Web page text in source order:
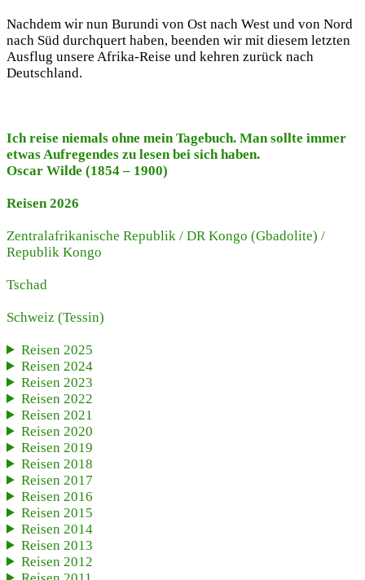
Nachdem wir nun Burundi von Ost nach West und von Nord
nach Süd durchquert haben, beenden wir mit diesem letzten
Ausflug unsere Afrika-Reise und kehren zurück nach
Deutschland.
Ich reise niemals ohne mein Tagebuch. Man sollte immer
etwas Aufregendes zu lesen bei sich haben.
Oscar Wilde (1854 – 1900)
Reisen 2026
Zentralafrikanische Republik / DR Kongo (Gbadolite) /
Republik Kongo
Tschad
Schweiz (Tessin)
Reisen 2025
Reisen 2024
Reisen 2023
Reisen 2022
Reisen 2021
Reisen 2020
Reisen 2019
Reisen 2018
Reisen 2017
Reisen 2016
Reisen 2015
Reisen 2014
Reisen 2013
Reisen 2012